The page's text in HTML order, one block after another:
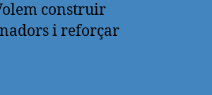
construir
i reforçar